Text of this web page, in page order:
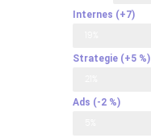
Internes (+7)​
Strategie (+5 %)​
Ads (-2 %)​​